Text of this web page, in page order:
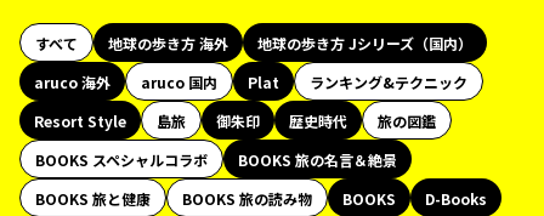
すべて 地球の歩き方 海外
地球の歩き方 Jシリーズ（国内）
aruco 海外
aruco 国内 Plat
ランキング&テクニック
Resort Style
島旅 御朱印 歴史時代
旅の図鑑
BOOKS スペシャルコラボ
BOOKS 旅の名言＆絶景
BOOKS 旅と健康
BOOKS 旅の読み物 BOOKS
D-Books